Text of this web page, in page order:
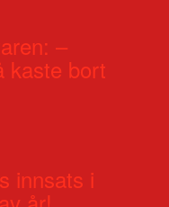
–
kaste bort
innsats i